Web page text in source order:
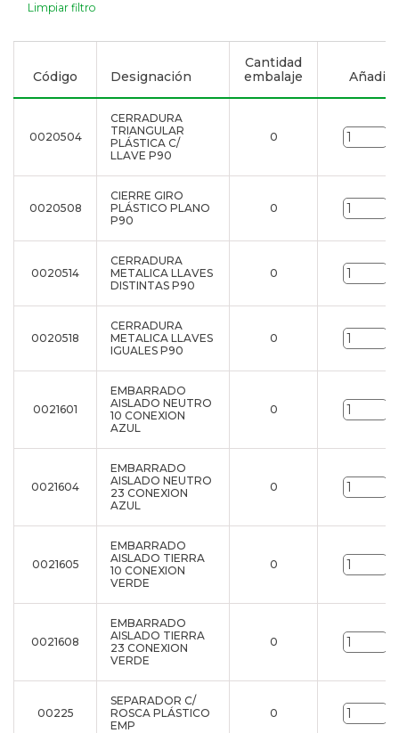
Limpiar filtro
Código Designación
Cantidad
embalaje
Añadir
0020504
CERRADURA
TRIANGULAR
PLÁSTICA C/
LLAVE P90
0
0020508
CIERRE GIRO
PLÁSTICO PLANO
P90
0
0020514
CERRADURA
METALICA LLAVES
DISTINTAS P90
0
0020518
CERRADURA
METALICA LLAVES
IGUALES P90
0
0021601
EMBARRADO
AISLADO NEUTRO
10 CONEXION
AZUL
0
0021604
EMBARRADO
AISLADO NEUTRO
23 CONEXION
AZUL
0
0021605
EMBARRADO
AISLADO TIERRA
10 CONEXION
VERDE
0
0021608
EMBARRADO
AISLADO TIERRA
23 CONEXION
VERDE
0
00225
SEPARADOR C/
ROSCA PLÁSTICO
EMP
0